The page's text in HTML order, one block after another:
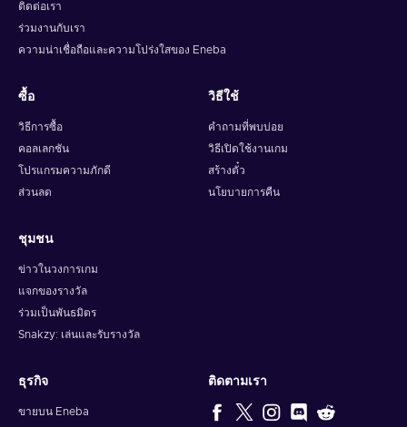
to arrive in your wallet. After that, you can use your new
wallet balance as you like.
ติดต่อเรา
ร่วมงานกับเรา
ความน่าเชื่อถือและความโปร่งใสของ Eneba
ซื้อ
วิธีการซื้อ
คอลเลกชัน
โปรแกรมความภักดี
ส่วนลด
วิธีใช้
คำถามที่พบบ่อย
วิธีเปิดใช้งานเกม
สร้างตั๋ว
นโยบายการคืน
ชุมชน
ข่าวในวงการเกม
แจกของรางวัล
ร่วมเป็นพันธมิตร
Snakzy: เล่นและรับรางวัล
ธุรกิจ
ขายบน Eneba
ติดตามเรา